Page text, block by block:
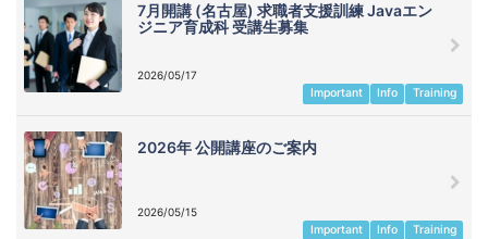
7月開講 (名古屋) 求職者支援訓練 Javaエン
ジニア育成科 受講生募集
2026/05/17
Important Info Training
2026年 公開講座のご案内
2026/05/15
Important Info Training